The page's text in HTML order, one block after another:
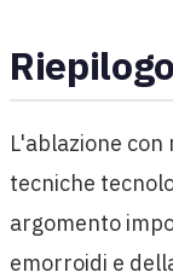
Riepilogo
L'ablazione
tecniche
argomento
emorroidi e